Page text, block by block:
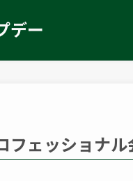
デー
フェッショナ